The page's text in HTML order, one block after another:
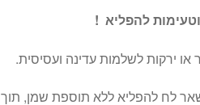
להפליא !
ירקות לשלמות עדינה ועסיסית.
לח להפליא ללא תוספת שמן, תוך